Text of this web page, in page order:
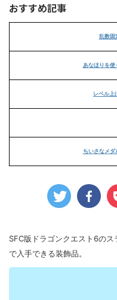
おすすめ記事
乱数固
あなほりを
レベル上
ちいさなメダ
SFC版ドラゴンクエスト6の
で入手できる装飾品。